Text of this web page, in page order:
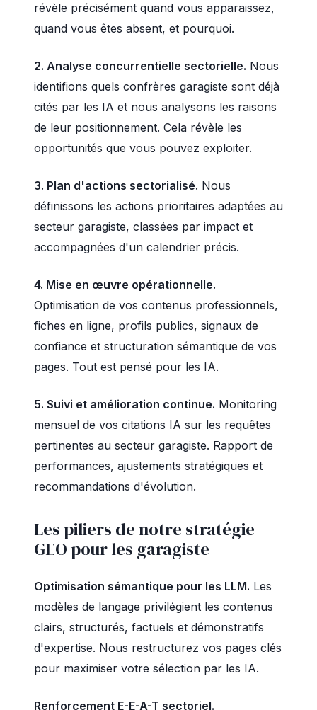
révèle précisément quand vous apparaissez,
quand vous êtes absent, et pourquoi.
2. Analyse concurrentielle sectorielle. Nous
identifions quels confrères garagiste sont déjà
cités par les IA et nous analysons les raisons
de leur positionnement. Cela révèle les
opportunités que vous pouvez exploiter.
3. Plan d'actions sectorialisé. Nous
définissons les actions prioritaires adaptées au
secteur garagiste, classées par impact et
accompagnées d'un calendrier précis.
4. Mise en œuvre opérationnelle.
Optimisation de vos contenus professionnels,
fiches en ligne, profils publics, signaux de
confiance et structuration sémantique de vos
pages. Tout est pensé pour les IA.
5. Suivi et amélioration continue. Monitoring
mensuel de vos citations IA sur les requêtes
pertinentes au secteur garagiste. Rapport de
performances, ajustements stratégiques et
recommandations d'évolution.
Les piliers de notre stratégie
GEO pour les garagiste
Optimisation sémantique pour les LLM. Les
modèles de langage privilégient les contenus
clairs, structurés, factuels et démonstratifs
d'expertise. Nous restructurez vos pages clés
pour maximiser votre sélection par les IA.
Renforcement E-E-A-T sectoriel.